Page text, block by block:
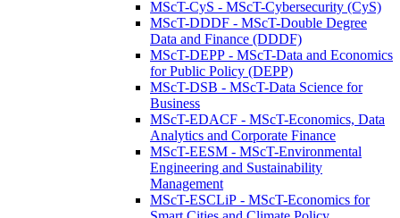
MScT-CyS - MScT-Cybersecurity (CyS)
MScT-DDDF - MScT-Double Degree
Data and Finance (DDDF)
MScT-DEPP - MScT-Data and Economics
for Public Policy (DEPP)
MScT-DSB - MScT-Data Science for
Business
MScT-EDACF - MScT-Economics, Data
Analytics and Corporate Finance
MScT-EESM - MScT-Environmental
Engineering and Sustainability
Management
MScT-ESCLiP - MScT-Economics for